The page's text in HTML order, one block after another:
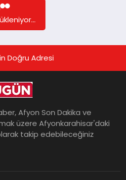
Doğru Adresi
Afyon Son Dakika ve
üzere Afyonkarahisar'daki
takip edebileceğiniz